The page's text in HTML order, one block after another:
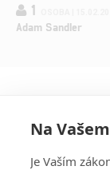
1
Adam Sandler
Na
Je Vaším